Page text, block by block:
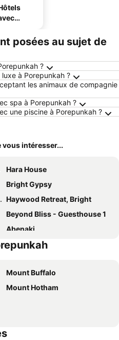
posées au sujet de
?
à Porepunkah ?
les animaux de compagnie
spa à Porepunkah ?
une piscine à Porepunkah ?
intéresser...
Hara House
Bright Gypsy
Haywood Retreat, Bright
Beyond Bliss - Guesthouse 1
Abenaki
Aalborg Bright
Discovery Parks - Bright
Mount Buffalo
Mount Hotham